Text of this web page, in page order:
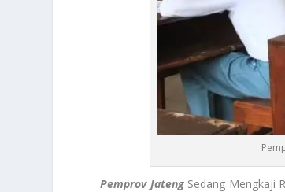
Pemprov JatengSedang Mengkaji